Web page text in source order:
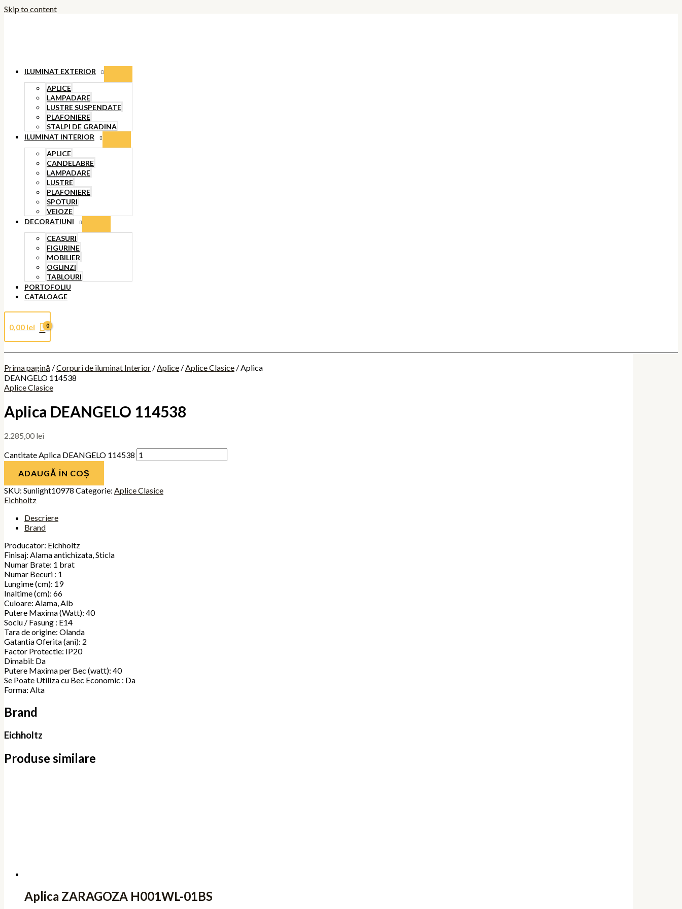
Skip to content
ILUMINAT EXTERIOR
APLICE
LAMPADARE
LUSTRE SUSPENDATE
PLAFONIERE
STALPI DE GRADINA
ILUMINAT INTERIOR
APLICE
CANDELABRE
LAMPADARE
LUSTRE
PLAFONIERE
SPOTURI
VEIOZE
DECORATIUNI
CEASURI
FIGURINE
MOBILIER
OGLINZI
TABLOURI
PORTOFOLIU
CATALOAGE
0,00 lei
Prima pagină /Corpuri de iluminat Interior /Aplice /Aplice Clasice / Aplica
DEANGELO 114538
Aplice Clasice
Aplica DEANGELO 114538
2.285,00 lei
Cantitate Aplica DEANGELO 114538
ADAUGĂ ÎN COȘ
SKU: Sunlight10978 Categorie: Aplice Clasice
Eichholtz
Descriere
Brand
Producator: Eichholtz
Finisaj: Alama antichizata, Sticla
Numar Brate: 1 brat
Numar Becuri : 1
Lungime (cm): 19
Inaltime (cm): 66
Culoare: Alama, Alb
Putere Maxima (Watt): 40
Soclu / Fasung : E14
Tara de origine: Olanda
Gatantia Oferita (ani): 2
Factor Protectie: IP20
Dimabil: Da
Putere Maxima per Bec (watt): 40
Se Poate Utiliza cu Bec Economic : Da
Forma: Alta
Brand
Eichholtz
Produse similare
Aplica ZARAGOZA H001WL-01BS